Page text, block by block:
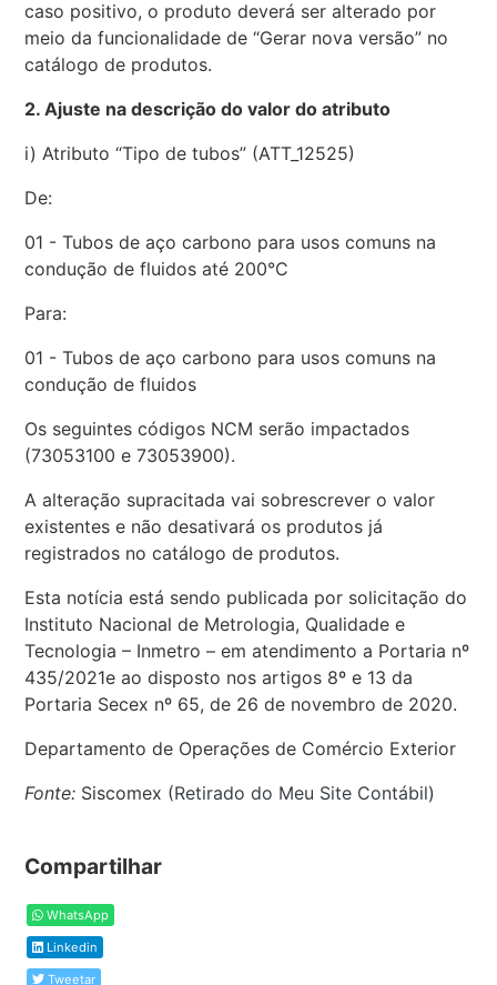
caso positivo, o produto deverá ser alterado por
meio da funcionalidade de “Gerar nova versão” no
catálogo de produtos.
2. Ajuste na descrição do valor do atributo
i) Atributo “Tipo de tubos” (ATT_12525)
De:
01 - Tubos de aço carbono para usos comuns na
condução de fluidos até 200°C
Para:
01 - Tubos de aço carbono para usos comuns na
condução de fluidos
Os seguintes códigos NCM serão impactados
(73053100 e 73053900).
A alteração supracitada vai sobrescrever o valor
existentes e não desativará os produtos já
registrados no catálogo de produtos.
Esta notícia está sendo publicada por solicitação do
Instituto Nacional de Metrologia, Qualidade e
Tecnologia – Inmetro – em atendimento a Portaria nº
435/2021e ao disposto nos artigos 8º e 13 da
Portaria Secex nº 65, de 26 de novembro de 2020.
Departamento de Operações de Comércio Exterior
Fonte: Siscomex (Retirado do Meu Site Contábil)
Compartilhar
WhatsApp
Linkedin
Tweetar